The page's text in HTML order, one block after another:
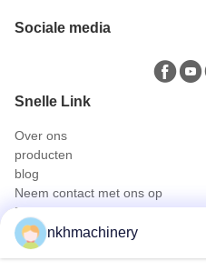
Sociale media
Snelle Link
Over ons
producten
blog
Neem contact met ons op
Producten
Dakpaneel rolvormen machine
nkhmachinery